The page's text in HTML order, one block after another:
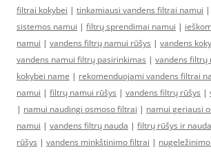
filtrai kokybei | tinkamiausi vandens filtrai namui |
sistemos namui | filtrų sprendimai namui |
namui | vandens filtrų namui rūšys | vandens
vandens namui filtrų pasirinkimas | vandens filtrų
kokybei name | rekomenduojami vandens filtrai
namui | filtrų namui rūšys | vandens filtrų rūšys |
| namui naudingi osmoso filtrai | namui geriausi
namui | vandens filtrų nauda | filtrų rūšys ir nauda
rūšys | vandens minkštinimo filtrai |